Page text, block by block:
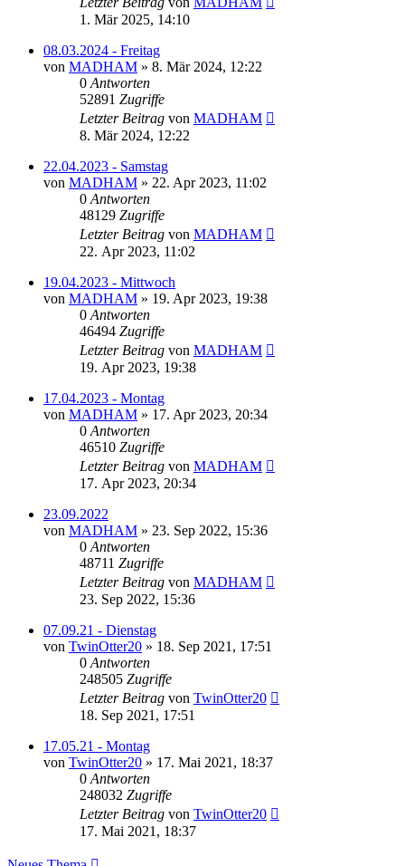
1. Mär 2025, 14:10
08.03.2024 - Freitag
von MADHAM » 8. Mär 2024, 12:22
0 Antworten
52891 Zugriffe
Letzter Beitrag von MADHAM
8. Mär 2024, 12:22
22.04.2023 - Samstag
von MADHAM » 22. Apr 2023, 11:02
0 Antworten
48129 Zugriffe
Letzter Beitrag von MADHAM
22. Apr 2023, 11:02
19.04.2023 - Mittwoch
von MADHAM » 19. Apr 2023, 19:38
0 Antworten
46494 Zugriffe
Letzter Beitrag von MADHAM
19. Apr 2023, 19:38
17.04.2023 - Montag
von MADHAM » 17. Apr 2023, 20:34
0 Antworten
46510 Zugriffe
Letzter Beitrag von MADHAM
17. Apr 2023, 20:34
23.09.2022
von MADHAM » 23. Sep 2022, 15:36
0 Antworten
48711 Zugriffe
Letzter Beitrag von MADHAM
23. Sep 2022, 15:36
07.09.21 - Dienstag
von TwinOtter20 » 18. Sep 2021, 17:51
0 Antworten
248505 Zugriffe
Letzter Beitrag von TwinOtter20
18. Sep 2021, 17:51
17.05.21 - Montag
von TwinOtter20 » 17. Mai 2021, 18:37
0 Antworten
248032 Zugriffe
Letzter Beitrag von TwinOtter20
17. Mai 2021, 18:37